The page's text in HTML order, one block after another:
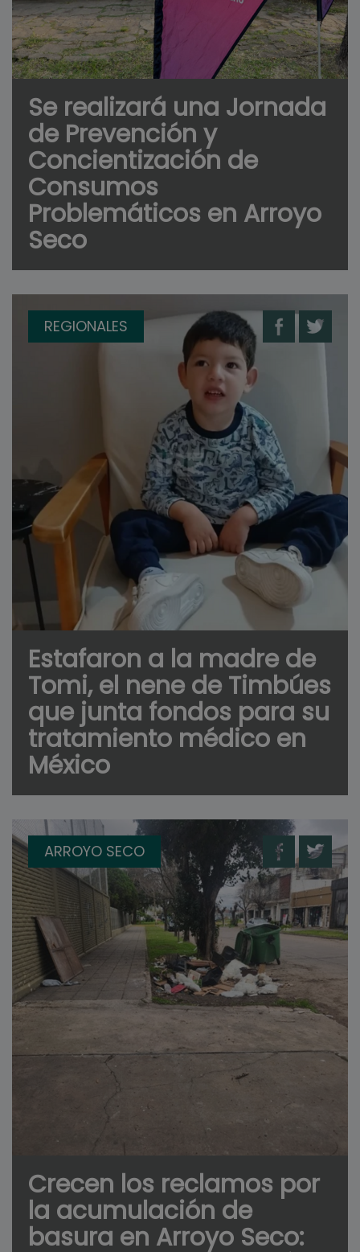
Se realizará una Jornada
de Prevención y
Concientización de
Consumos
Problemáticos en Arroyo
Seco
REGIONALES
Estafaron a la madre de
Tomi, el nene de Timbúes
que junta fondos para su
tratamiento médico en
México
ARROYO SECO
Crecen los reclamos por
la acumulación de
basura en Arroyo Seco: